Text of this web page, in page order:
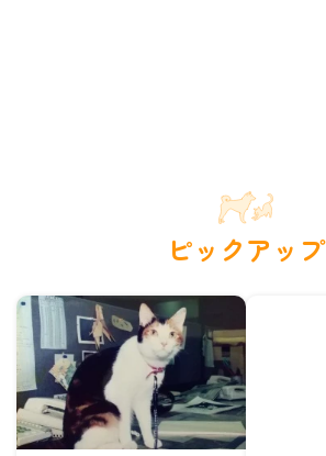
ピックアップ